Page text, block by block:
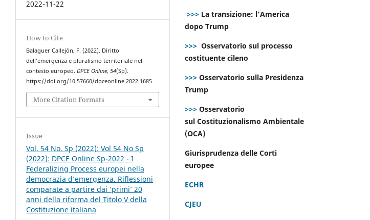
2022-11-22
How to Cite
Balaguer Callejón, F. (2022). Diritto
dell’emergenza e pluralismo territoriale nel
contesto europeo.DPCE Online,54(Sp).
https://doi.org/10.57660/dpceonline.2022.1685
More Citation Formats
Issue
Vol. 54 No. Sp (2022): Vol 54 No Sp
(2022): DPCE Online Sp-2022 - I
Federalizing Process europei nella
democrazia d’emergenza. Riflessioni
comparate a partire dai ‘primi’ 20
anni della riforma del Titolo V della
Costituzione italiana
>>> La transizione: l’America
dopo Trump
>>> Osservatorio sul processo
costituente cileno
>>> Osservatorio sulla Presidenza
Trump
>>> Osservatorio
sul Costituzionalismo Ambientale
(OCA)
Giurisprudenza delle Corti
europee
ECHR
CJEU